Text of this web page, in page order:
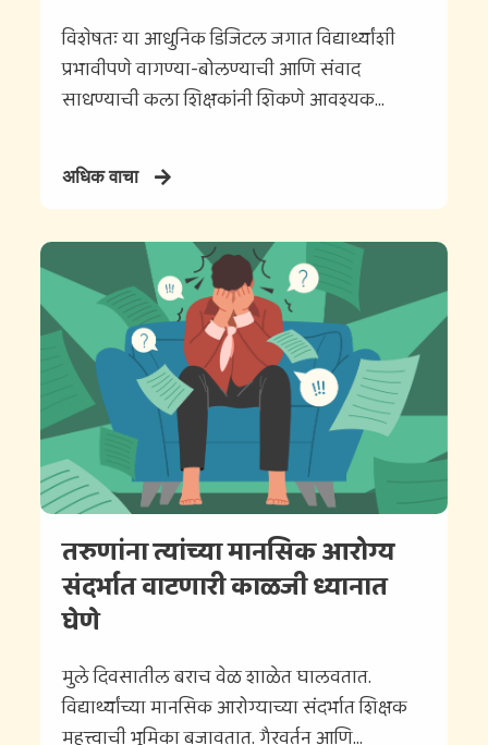
विशेषतः या आधुनिक डिजिटल जगात विद्यार्थ्यांशी
प्रभावीपणे वागण्या-बोलण्याची आणि संवाद
साधण्याची कला शिक्षकांनी शिकणे आवश्यक...
अधिक वाचा
तरुणांना त्यांच्या मानसिक आरोग्य
संदर्भात वाटणारी काळजी ध्यानात
घेणे
मुले दिवसातील बराच वेळ शाळेत घालवतात.
विद्यार्थ्यांच्या मानसिक आरोग्याच्या संदर्भात शिक्षक
महत्त्वाची भूमिका बजावतात. गैरवर्तन आणि...